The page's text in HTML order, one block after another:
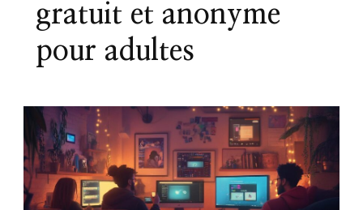
gratuit et anonyme
pour adultes